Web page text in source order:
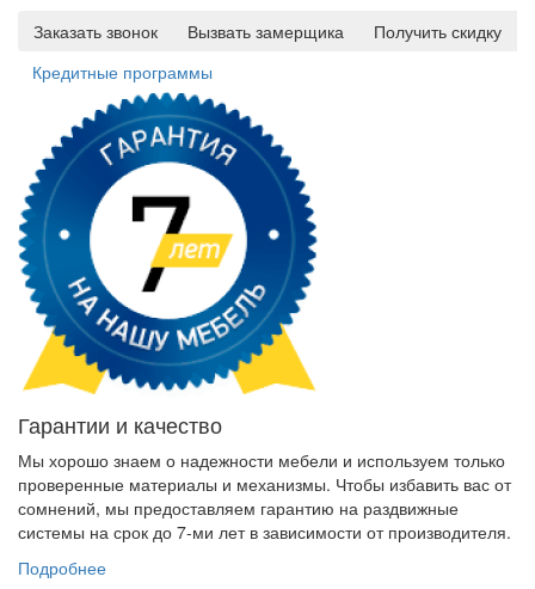
Заказать звонок
Вызвать замерщика
Получить скидку
Кредитные программы
Гарантии и качество
Мы хорошо знаем о надежности мебели и используем только
проверенные материалы и механизмы. Чтобы избавить вас от
сомнений, мы предоставляем гарантию на раздвижные
системы на срок до 7-ми лет в зависимости от производителя.
Подробнее